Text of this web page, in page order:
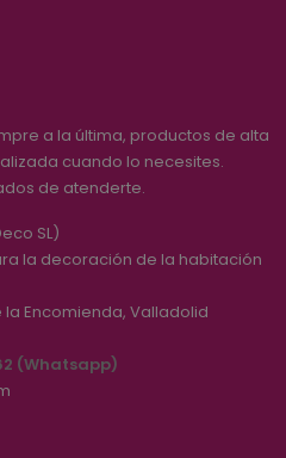
a la última, productos de alta
cuando lo necesites.
de atenderte.
SL)
la decoración de la habitación
la Encomienda, Valladolid
(Whatsapp)